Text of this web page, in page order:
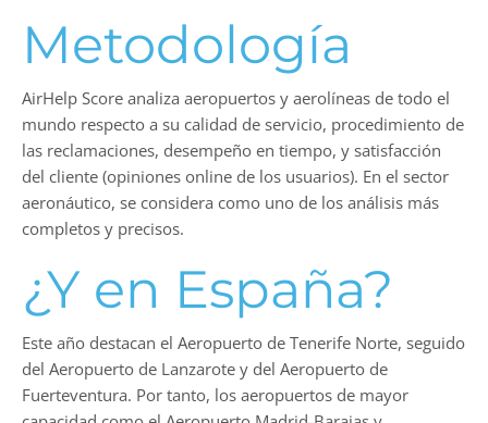
Metodología
AirHelp Score analiza aeropuertos y aerolíneas de todo el
mundo respecto a su calidad de servicio, procedimiento de
las reclamaciones, desempeño en tiempo, y satisfacción
del cliente (opiniones online de los usuarios). En el sector
aeronáutico, se considera como uno de los análisis más
completos y precisos.
¿Y en España?
Este año destacan el Aeropuerto de Tenerife Norte, seguido
del Aeropuerto de Lanzarote y del Aeropuerto de
Fuerteventura. Por tanto, los aeropuertos de mayor